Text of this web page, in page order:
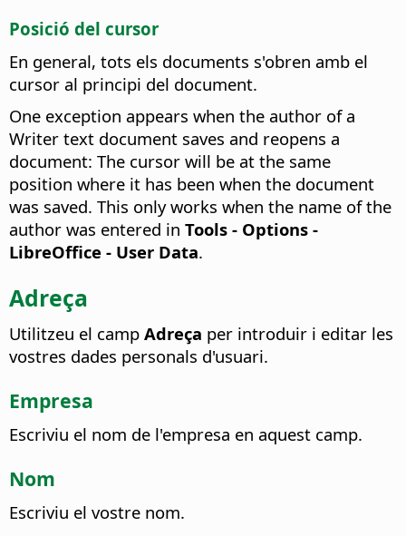
Posició del cursor
En general, tots els documents s'obren amb el
cursor al principi del document.
One exception appears when the author of a
Writer text document saves and reopens a
document: The cursor will be at the same
position where it has been when the document
was saved. This only works when the name of the
author was entered in Tools - Options -
LibreOffice - User Data.
Adreça
Utilitzeu el camp Adreça per introduir i editar les
vostres dades personals d'usuari.
Empresa
Escriviu el nom de l'empresa en aquest camp.
Nom
Escriviu el vostre nom.